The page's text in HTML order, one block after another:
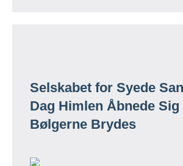
Selskabet for Syede
Dag Himlen Åbnede
Bølgerne Brydes